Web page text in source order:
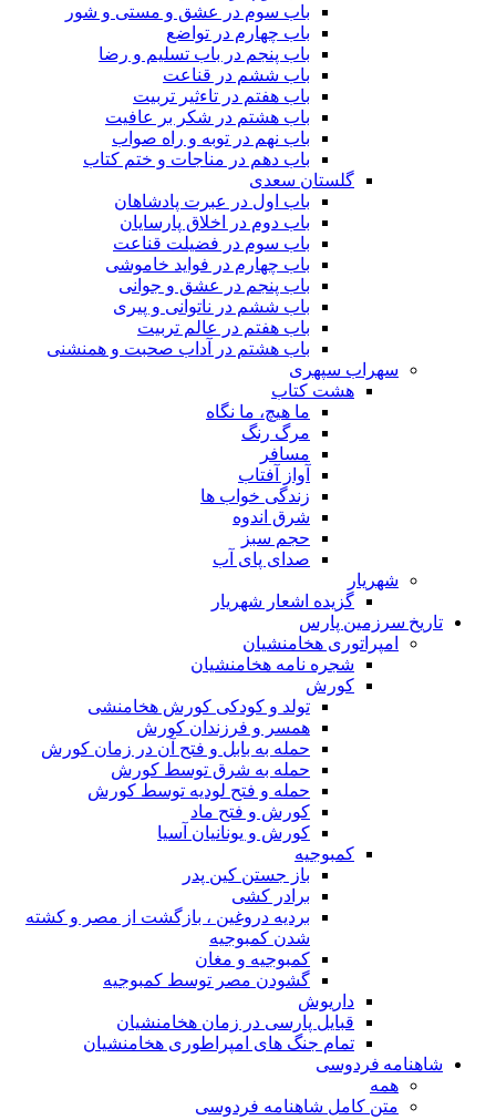
باب سوم در عشق و مستی و شور
باب چهارم در تواضع
باب پنجم در باب تسلیم و رضا
باب ششم در قناعت
باب هفتم در تاءثیر تربیت
باب هشتم در شکر بر عافیت
باب نهم در توبه و راه صواب
باب دهم در مناجات و ختم کتاب
گلستان سعدی
باب اول در عبرت پادشاهان
باب دوم در اخلاق پارسایان
باب سوم در فضیلت قناعت
باب چهارم در فواید خاموشى
باب پنجم در عشق و جوانى
باب ششم در ناتوانى و پیرى
باب هفتم در عالم تربیت
باب هشتم در آداب صحبت و همنشنى
سهراب سپهری
هشت کتاب
ما هیچ، ما نگاه
مرگ رنگ
مسافر
آواز آفتاب
زندگی خواب ها
شرق اندوه
حجم سبز
صدای پای آب
شهریار
گزیده اشعار شهریار
تاریخ سرزمین پارس
امپراتوری هخامنشیان
شجره نامه هخامنشیان
کورش
تولد و کودکی کورش هخامنشی
همسر و فرزندان کورش
حمله به بابل و فتح آن در زمان کورش
حمله به شرق توسط کورش
حمله و فتح لودیه توسط کورش
کورش و فتح ماد
کورش و یونانیان آسیا
کمبوجیه
باز جستن کین پدر
برادر کشی
بردیه دروغین ، بازگشت از مصر و کشته
شدن کمبوجیه
کمبوجیه و مغان
گشودن مصر توسط کمبوجیه
داریوش
قبایل پارسی در زمان هخامنشیان
تمام جنگ های امپراطوری هخامنشیان
شاهنامه فردوسی
همه
متن کامل شاهنامه فردوسی